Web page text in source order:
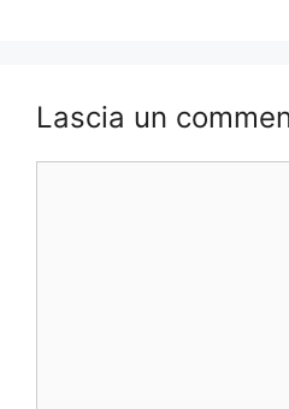
Lascia un